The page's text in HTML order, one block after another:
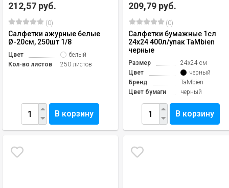
212,57 руб.
(0)
Салфетки ажурные белые
Ø-20см, 250шт 1/8
Цвет
белый
Кол-во листов
250 листов
В корзину
209,79 руб.
(0)
Салфетки бумажные 1сл
24х24 400л/упак TaMbien
черные
Размер
24х24 см
Цвет
черный
Бренд
TaMbien
Цвет бумаги
черный
В корзину